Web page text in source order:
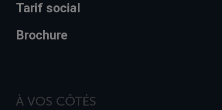
Tarif social
Brochure
À VOS CÔTÉS